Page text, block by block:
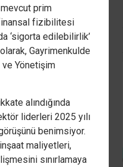
prim
fizibilitesi
‘sigorta edilebilirlik’
Gayrimenkulde
ve Yönetişim
alındığında
liderleri 2025 yılı
benimsiyor.
maliyetleri,
sınırlamaya